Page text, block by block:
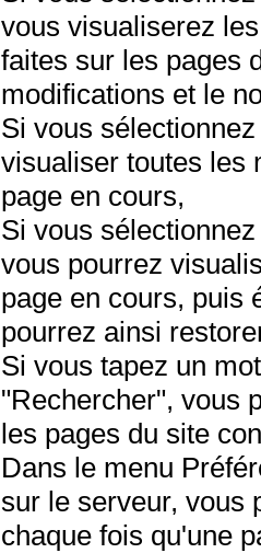
vous visualiserez
faites sur les pages
modifications et le
Si vous
visualiser toutes les
page en cours,
Si vous
vous pourrez
page en cours, puis
pourrez ainsi
Si vous tapez un
"Rechercher", vous
les pages du site
Dans le menu
sur le serveur, vous
chaque fois qu'une